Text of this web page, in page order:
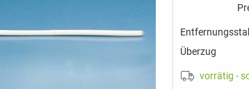
Überzug
vorrätig -